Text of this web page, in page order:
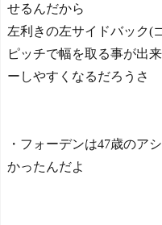
せるんだから
左利きの左サイドバック(
ピッチで幅を取る事が出
ーしやすくなるだろうさ
・フォーデンは47歳のア
かったんだよ